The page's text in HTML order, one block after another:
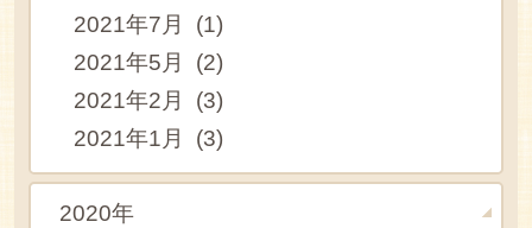
2021年7月 (1)
2021年5月 (2)
2021年2月 (3)
2021年1月 (3)
2020年